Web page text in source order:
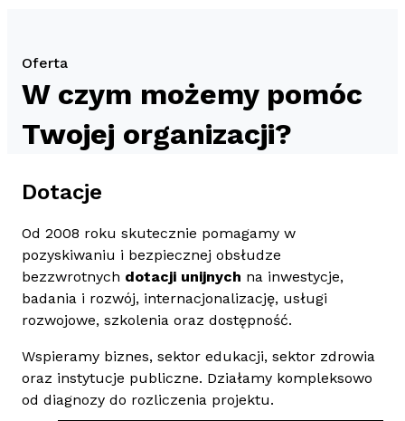
Oferta
W czym możemy pomóc
Twojej organizacji?
Dotacje
Od 2008 roku skutecznie pomagamy w
pozyskiwaniu i bezpiecznej obsłudze
bezzwrotnych dotacji unijnych na inwestycje,
badania i rozwój, internacjonalizację, usługi
rozwojowe, szkolenia oraz dostępność.
Wspieramy biznes, sektor edukacji, sektor zdrowia
oraz instytucje publiczne. Działamy kompleksowo
od diagnozy do rozliczenia projektu.